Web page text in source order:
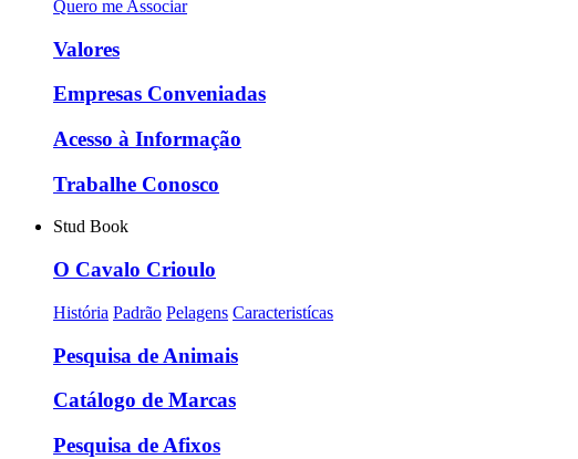
Quero me Associar
Valores
Empresas Conveniadas
Acesso à Informação
Trabalhe Conosco
Stud Book
O Cavalo Crioulo
História Padrão Pelagens Caracteristícas
Pesquisa de Animais
Catálogo de Marcas
Pesquisa de Afixos